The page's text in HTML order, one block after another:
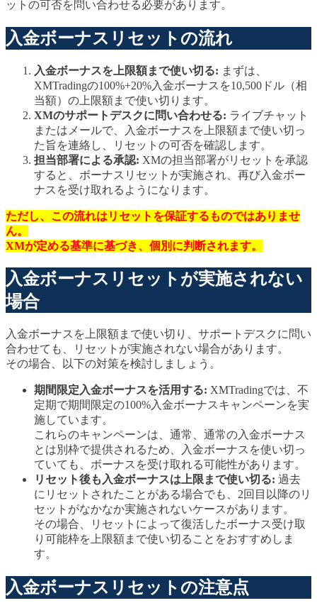
ットの可否を問い合わせる必要があります。
入金ボーナスリセットの流れ
入金ボーナスを上限額まで使い切る: まずは、
XMTradingの100%+20%入金ボーナスを10,500ドル（相
当額）の上限額まで使い切ります。
XMのサポートデスクに問い合わせる: ライブチャット
またはメールで、入金ボーナスを上限額まで使い切っ
た旨を連絡し、リセットの可否を確認します。
担当部署による承認: XMの担当部署がリセットを承認
すると、ボーナスリセットが実施され、再び入金ボー
ナスを受け取れるようになります。
ただし、この流れはリセットを保証するものではありませ
ん。
XMが定める基準に基づき、個別に判断されます。
入金ボーナスリセットが実施されない
場合
入金ボーナスを上限額まで使い切り、サポートデスクに問い
合わせても、リセットが実施されない場合があります。
その場合、以下の対策を検討しましょう。
期間限定入金ボーナスを活用する: XMTradingでは、不
定期で期間限定の100%入金ボーナスキャンペーンを実
施しています。
これらのキャンペーンは、通常、通常の入金ボーナス
とは別枠で提供されるため、入金ボーナスを使い切っ
ていても、ボーナスを受け取れる可能性があります。
リセット後も入金ボーナスは上限まで使い切る: 過去
にリセットされたことがある場合でも、2回目以降のリ
セットがなかなか実施されないケースがあります。
その場合、リセットによって復活したボーナス受け取
り可能枠を上限額まで使い切ることをおすすめしま
す。
入金ボーナスリセットの注意点